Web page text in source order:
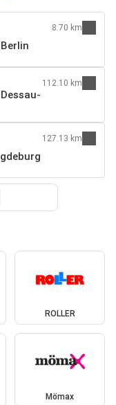
8.70 km
112.10 km
127.13 km
ROLLER
Mömax